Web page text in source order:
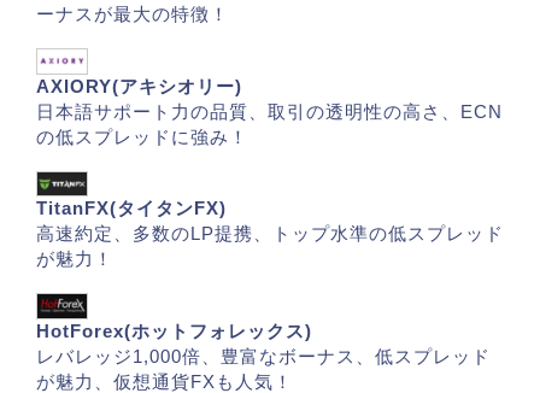
ーナスが最大の特徴！
AXIORY(アキシオリー)
日本語サポート力の品質、取引の透明性の高さ、ECN
の低スプレッドに強み！
TitanFX(タイタンFX)
高速約定、多数のLP提携、トップ水準の低スプレッド
が魅力！
HotForex(ホットフォレックス)
レバレッジ1,000倍、豊富なボーナス、低スプレッド
が魅力、仮想通貨FXも人気！